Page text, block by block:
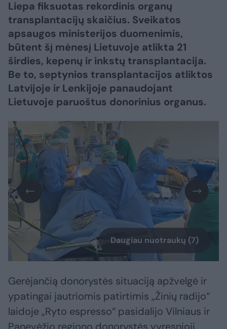
Liepa fiksuotas rekordinis organų
transplantacijų skaičius. Sveikatos
apsaugos ministerijos duomenimis,
būtent šį mėnesį Lietuvoje atlikta 21
širdies, kepenų ir inkstų transplantacija.
Be to, septynios transplantacijos atliktos
Latvijoje ir Lenkijoje panaudojant
Lietuvoje paruoštus donorinius organus.
Daugiau nuotraukų (7)
Gerėjančią donorystės situaciją apžvelgė ir
ypatingai jautriomis patirtimis „Žinių radijo“
laidoje „Ryto espresso“ pasidalijo Vilniaus ir